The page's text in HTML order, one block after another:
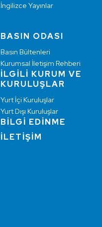
İngilizce Yayınlar
BASIN ODASI
Basın Bültenleri
Kurumsal İletişim Rehberi
İLGİLİ KURUM VE
KURULUŞLAR
Yurt İçi Kuruluşlar
Yurt Dışı Kuruluşlar
BİLGİ EDİNME
İLETİŞİM